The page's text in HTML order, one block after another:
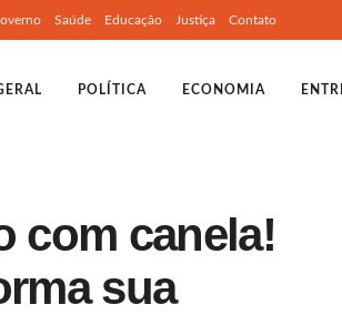
Saúde Educação Justiça Contato
POLÍTICA ECONOMIA
com canela!
sua